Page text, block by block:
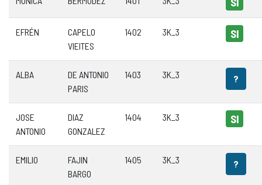
EFRÉN
CAPELO
VIEITES
1402 3K_3 SI
ALBA
DE ANTONIO
PARIS
1403 3K_3 ?
JOSE
ANTONIO
DIAZ
GONZALEZ
1404 3K_3 SI
EMILIO
FAJIN
BARGO
1405 3K_3 ?